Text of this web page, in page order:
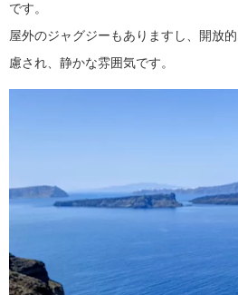
です。
屋外のジャグジーもありますし、開放
慮され、静かな雰囲気です。